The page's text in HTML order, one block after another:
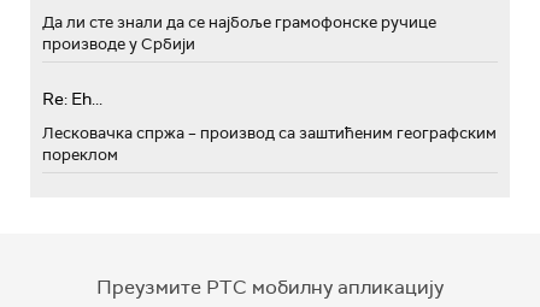
Да ли сте знали да се најбоље грамофонске ручице
производе у Србији
Re: Eh...
Лесковачка спржа – производ са заштићеним географским
пореклом
Преузмите РТС мобилну апликацију